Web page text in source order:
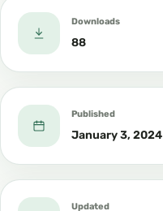
Downloads
88
Published
January 3, 2024
Updated